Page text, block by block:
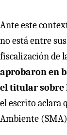
Ante este
no está entre
fiscalización de
aprobaron en
el titular sobre
el escrito aclara
Ambiente